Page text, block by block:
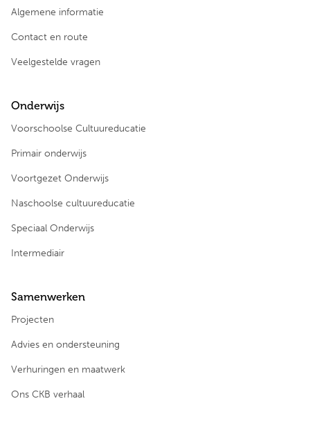
Algemene informatie
Contact en route
Veelgestelde vragen
Onderwijs
Voorschoolse Cultuureducatie
Primair onderwijs
Voortgezet Onderwijs
Naschoolse cultuureducatie
Speciaal Onderwijs
Intermediair
Samenwerken
Projecten
Advies en ondersteuning
Verhuringen en maatwerk
Ons CKB verhaal